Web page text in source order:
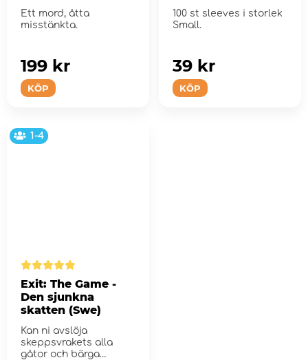
Ett mord, åtta
misstänkta.
KÖP
199 kr
100 st sleeves i storlek
Small.
KÖP
39 kr
1-4
Exit: The Game -
Den sjunkna
skatten (Swe)
Kan ni avslöja
skeppsvrakets alla
gåtor och bärga